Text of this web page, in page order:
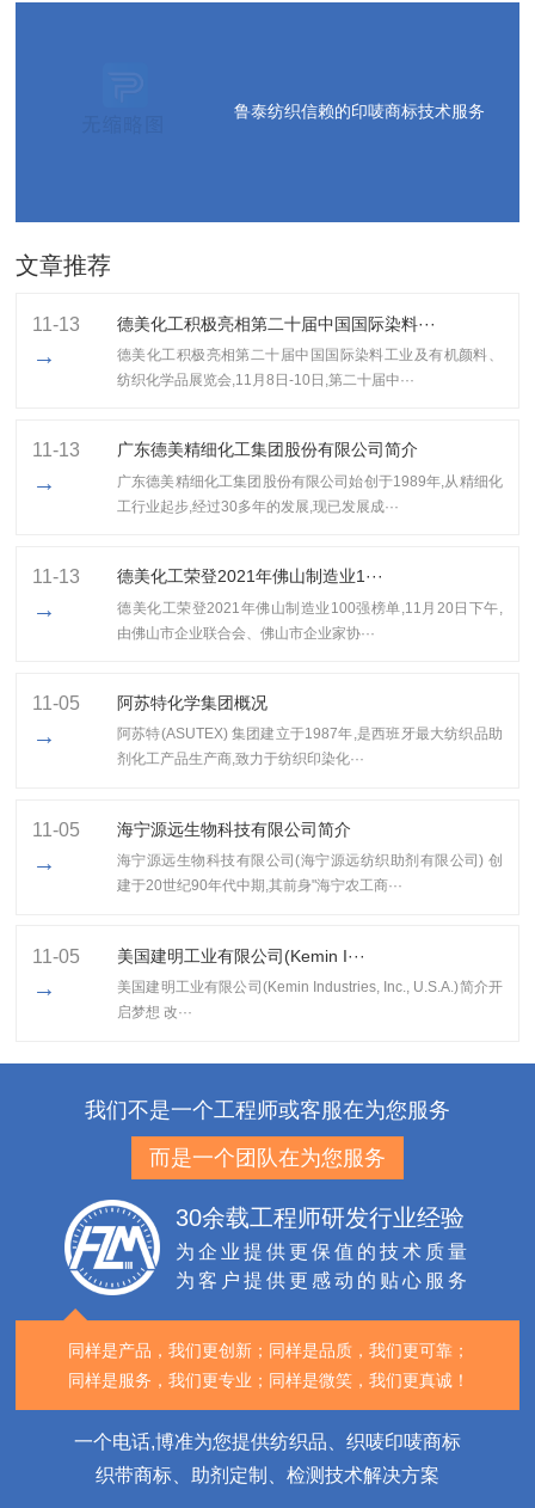
鲁泰纺织信赖的印唛商标技术服务
文章推荐
11-13
→
德美化工积极亮相第二十届中国国际染料···
德美化工积极亮相第二十届中国国际染料工业及有机颜料、
纺织化学品展览会,11月8日-10日,第二十届中···
11-13
→
广东德美精细化工集团股份有限公司简介
广东德美精细化工集团股份有限公司始创于1989年,从精细化
工行业起步,经过30多年的发展,现已发展成···
11-13
→
​德美化工荣登2021年佛山制造业1···
​德美化工荣登2021年佛山制造业100强榜单,11月20日下午,
由佛山市企业联合会、佛山市企业家协···
11-05
→
阿苏特化学集团概况
阿苏特(ASUTEX) 集团建立于1987年,是西班牙最大纺织品助
剂化工产品生产商,致力于纺织印染化···
11-05
→
海宁源远生物科技有限公司简介
海宁源远生物科技有限公司(海宁源远纺织助剂有限公司) 创
建于20世纪90年代中期,其前身"海宁农工商···
11-05
→
美国建明工业有限公司(Kemin I···
美国建明工业有限公司(Kemin Industries, Inc., U.S.A.)简介开
启梦想 改···
我们不是一个工程师或客服在为您服务
而是一个团队在为您服务
30余载工程师研发行业经验
为企业提供更保值的技术质量
为客户提供更感动的贴心服务
同样是产品，我们更创新； 同样是品质，我们更可靠；
同样是服务，我们更专业； 同样是微笑，我们更真诚！
一个电话,博准为您提供纺织品、织唛印唛商标
织带商标、助剂定制、检测技术解决方案